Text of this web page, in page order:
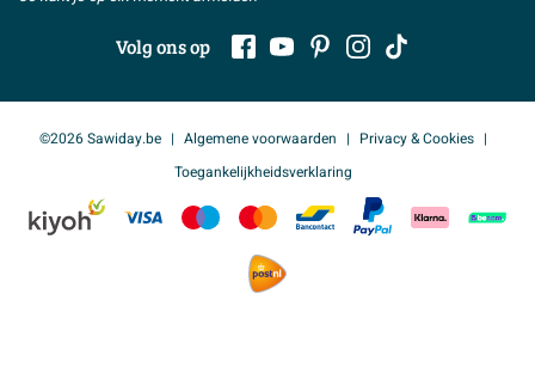
Volg ons op
©2026 Sawiday.be Algemene voorwaarden
Privacy & Cookies
Toegankelijkheidsverklaring